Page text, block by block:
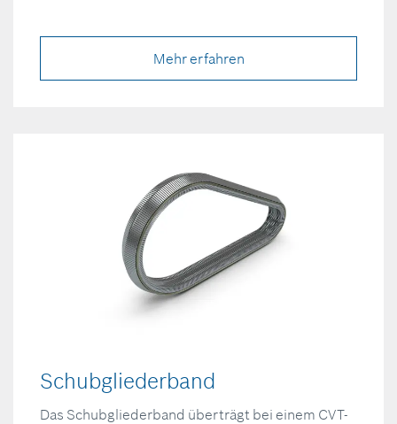
Mehr erfahren
Schubgliederband
Das Schubgliederband überträgt bei einem CVT-